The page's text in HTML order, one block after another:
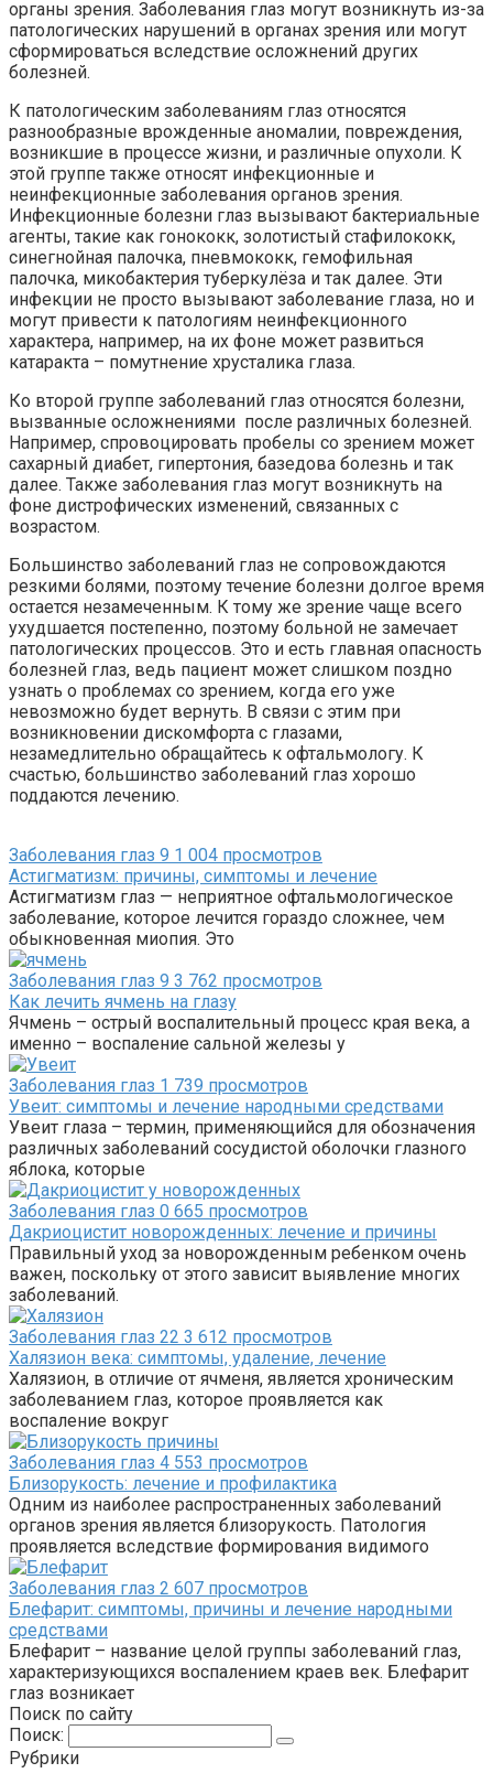
органы зрения. Заболевания глаз могут возникнуть из-за
патологических нарушений в органах зрения или могут
сформироваться вследствие осложнений других
болезней.
К патологическим заболеваниям глаз относятся
разнообразные врожденные аномалии, повреждения,
возникшие в процессе жизни, и различные опухоли. К
этой группе также относят инфекционные и
неинфекционные заболевания органов зрения.
Инфекционные болезни глаз вызывают бактериальные
агенты, такие как гонококк, золотистый стафилококк,
синегнойная палочка, пневмококк, гемофильная
палочка, микобактерия туберкулёза и так далее. Эти
инфекции не просто вызывают заболевание глаза, но и
могут привести к патологиям неинфекционного
характера, например, на их фоне может развиться
катаракта – помутнение хрусталика глаза.
Ко второй группе заболеваний глаз относятся болезни,
вызванные осложнениями после различных болезней.
Например, спровоцировать пробелы со зрением может
сахарный диабет, гипертония, базедова болезнь и так
далее. Также заболевания глаз могут возникнуть на
фоне дистрофических изменений, связанных с
возрастом.
Большинство заболеваний глаз не сопровождаются
резкими болями, поэтому течение болезни долгое время
остается незамеченным. К тому же зрение чаще всего
ухудшается постепенно, поэтому больной не замечает
патологических процессов. Это и есть главная опасность
болезней глаз, ведь пациент может слишком поздно
узнать о проблемах со зрением, когда его уже
невозможно будет вернуть. В связи с этим при
возникновении дискомфорта с глазами,
незамедлительно обращайтесь к офтальмологу. К
счастью, большинство заболеваний глаз хорошо
поддаются лечению.
Заболевания глаз 9 1 004 просмотров
Астигматизм: причины, симптомы и лечение
Астигматизм глаз — неприятное офтальмологическое
заболевание, которое лечится гораздо сложнее, чем
обыкновенная миопия. Это
Заболевания глаз 9 3 762 просмотров
Как лечить ячмень на глазу
Ячмень – острый воспалительный процесс края века, а
именно – воспаление сальной железы у
Заболевания глаз 1 739 просмотров
Увеит: симптомы и лечение народными средствами
Увеит глаза – термин, применяющийся для обозначения
различных заболеваний сосудистой оболочки глазного
яблока, которые
Заболевания глаз 0 665 просмотров
Дакриоцистит новорожденных: лечение и причины
Правильный уход за новорожденным ребенком очень
важен, поскольку от этого зависит выявление многих
заболеваний.
Заболевания глаз 22 3 612 просмотров
Халязион века: симптомы, удаление, лечение
Халязион, в отличие от ячменя, является хроническим
заболеванием глаз, которое проявляется как
воспаление вокруг
Заболевания глаз 4 553 просмотров
Близорукость: лечение и профилактика
Одним из наиболее распространенных заболеваний
органов зрения является близорукость. Патология
проявляется вследствие формирования видимого
Заболевания глаз 2 607 просмотров
Блефарит: симптомы, причины и лечение народными
средствами
Блефарит – название целой группы заболеваний глаз,
характеризующихся воспалением краев век. Блефарит
глаз возникает
Поиск по сайту
Поиск:
Рубрики